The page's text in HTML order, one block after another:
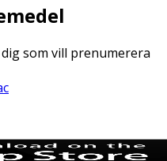
som vill prenumerera